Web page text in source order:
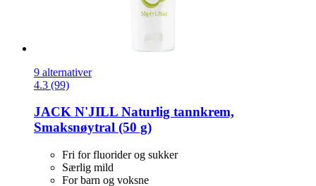
9 alternativer
4.3 (99)
JACK N'JILL Naturlig tannkrem,
Smaksnøytral (50 g)
Fri for fluorider og sukker
Særlig mild
For barn og voksne